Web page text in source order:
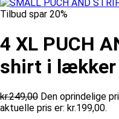
Tilbud spar 20%
4 XL PUCH
shirt i
kr.249,00 Den oprindelige
aktuelle pris er: kr.199,00.